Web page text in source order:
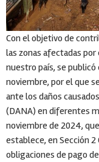
Con el objetivo de
las zonas afectadas
nuestro país, se
noviembre, por el que
ante los daños
(DANA) en diferentes
noviembre de 2024,
establece, en Sección 2
obligaciones de pago